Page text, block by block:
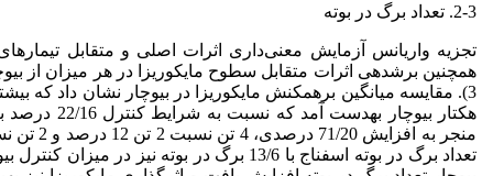
2-3. تعداد برگ در بوته
همچنین برشدهی اثرات متقابل سطوح مایکوریزا در هر میزان از
هکتار بیوچار به
تعداد برگ در بوته اسفناج با 13/6 برگ در بوته نیز در میزان کنترل بیوچار و مایکوریزا به